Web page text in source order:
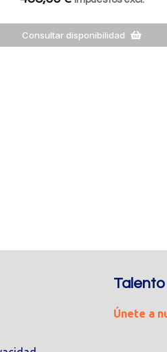
Consultar disponibilidad
Talento
Únete a